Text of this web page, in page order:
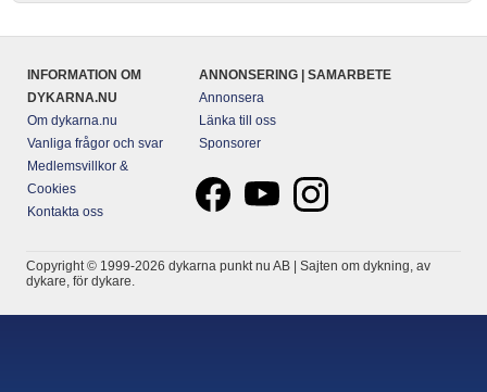
INFORMATION OM
DYKARNA.NU
Om dykarna.nu
Vanliga frågor och svar
Medlemsvillkor &
Cookies
Kontakta oss
ANNONSERING | SAMARBETE
Annonsera
Länka till oss
Sponsorer
Copyright © 1999-2026 dykarna punkt nu AB | Sajten om dykning, av
dykare, för dykare.